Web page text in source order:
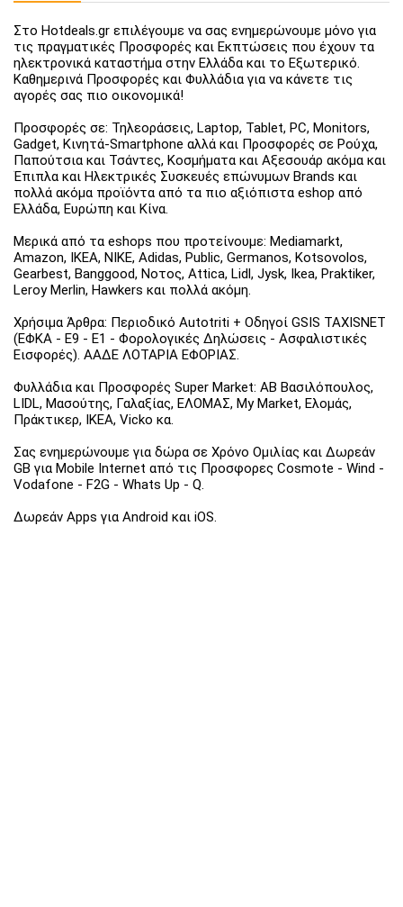
Στο Hotdeals.gr επιλέγουμε να σας ενημερώνουμε μόνο για
τις πραγματικές Προσφορές και Εκπτώσεις που έχουν τα
ηλεκτρονικά καταστήμα στην Ελλάδα και το Εξωτερικό.
Καθημερινά Προσφορές και Φυλλάδια για να κάνετε τις
αγορές σας πιο οικονομικά!
Προσφορές σε: Τηλεοράσεις, Laptop, Tablet, PC, Monitors,
Gadget, Κινητά-Smartphone αλλά και Προσφορές σε Ρούχα,
Παπούτσια και Τσάντες, Κοσμήματα και Αξεσουάρ ακόμα και
Έπιπλα και Ηλεκτρικές Συσκευές επώνυμων Brands και
πολλά ακόμα προϊόντα από τα πιο αξιόπιστα eshop από
Ελλάδα, Ευρώπη και Κίνα.
Μερικά από τα eshops που προτείνουμε: Mediamarkt,
Amazon, IKEA, NIKE, Adidas, Public, Germanos, Kotsovolos,
Gearbest, Banggood, Νοτος, Attica, Lidl, Jysk, Ikea, Praktiker,
Leroy Merlin, Hawkers και πολλά ακόμη.
Χρήσιμα Άρθρα: Περιοδικό Autotriti + Οδηγοί GSIS TAXISNET
(ΕΦΚΑ - Ε9 - Ε1 - Φορολογικές Δηλώσεις - Ασφαλιστικές
Εισφορές). ΑΑΔΕ ΛΟΤΑΡΙΑ ΕΦΟΡΙΑΣ.
Φυλλάδια και Προσφορές Super Market: ΑΒ Βασιλόπουλος,
LIDL, Μασούτης, Γαλαξίας, ΕΛΟΜΑΣ, My Market, Ελομάς,
Πράκτικερ, ΙΚΕΑ, Vicko κα.
Σας ενημερώνουμε για δώρα σε Χρόνο Ομιλίας και Δωρεάν
GB για Mobile Internet από τις Προσφορες Cosmote - Wind -
Vodafone - F2G - Whats Up - Q.
Δωρεάν Apps για Android και iOS.